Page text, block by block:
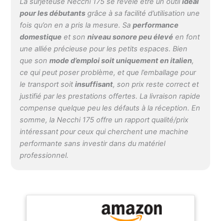
besoins les plus
manette de réglage de la
longueur et de la largeur
du point. Variété de
points : vous ne savez
pas quel point choisir
parmi ce large choix ?
Pour chaque type de
bonne combinaison :
overlock à trois fils et 1
aiguille, ourlet serré à 3
fils, ourlet roulé à 3 fils,
réaliser des points
exclusifs, grâce aux
nombreux programmes
pour les débutants grâce à sa facilité d’utilisation une
fois qu’on en a pris la mesure. Saperformance
domestique et sonniveau sonore peu élevé en font
une alliée précieuse pour les petits espaces. Bien
que sonmode d’emploi soit uniquement en italien,
ce qui peut poser problème, et que l’emballage pour
le transport soitinsuffisant, son prix reste correct et
justifié par les prestations offertes. La livraison rapide
compense quelque peu les défauts à la réception. En
somme, la Necchi 175 offre un rapport qualité/prix
intéressant pour ceux qui cherchent une machine
performante sans investir dans du matériel
professionnel.